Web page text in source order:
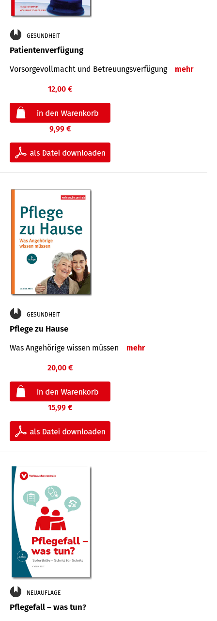
GESUNDHEIT
Patientenverfügung
Vorsorgevollmacht und Betreuungsverfügung mehr
12,00 €
9,99 €
GESUNDHEIT
Pflege zu Hause
Was Angehörige wissen müssen mehr
20,00 €
15,99 €
NEUAUFLAGE
Pflegefall – was tun?